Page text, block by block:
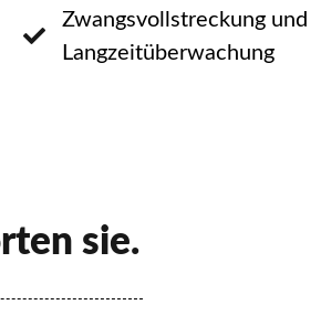
Zwangsvollstreckung und
Langzeitüberwachung
sie.